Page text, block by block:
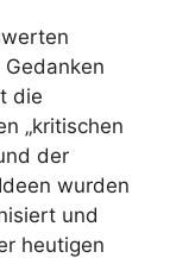
Gedanken
die
„kritischen
der
wurden
und
heutigen